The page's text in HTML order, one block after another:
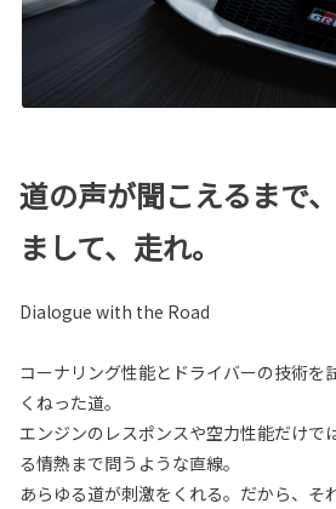
道の声が聞こえるまで
まして、走れ。
Dialogue with the Road
コーナリング性能とドライバーの技術を
くねった道。
エンジンのレスポンスや空力性能だけで
る情熱まで問うような直線。
あらゆる道が刺激をくれる。だから、そ